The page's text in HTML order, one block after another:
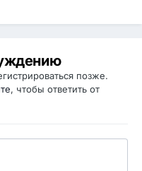
позже.
, чтобы ответить от